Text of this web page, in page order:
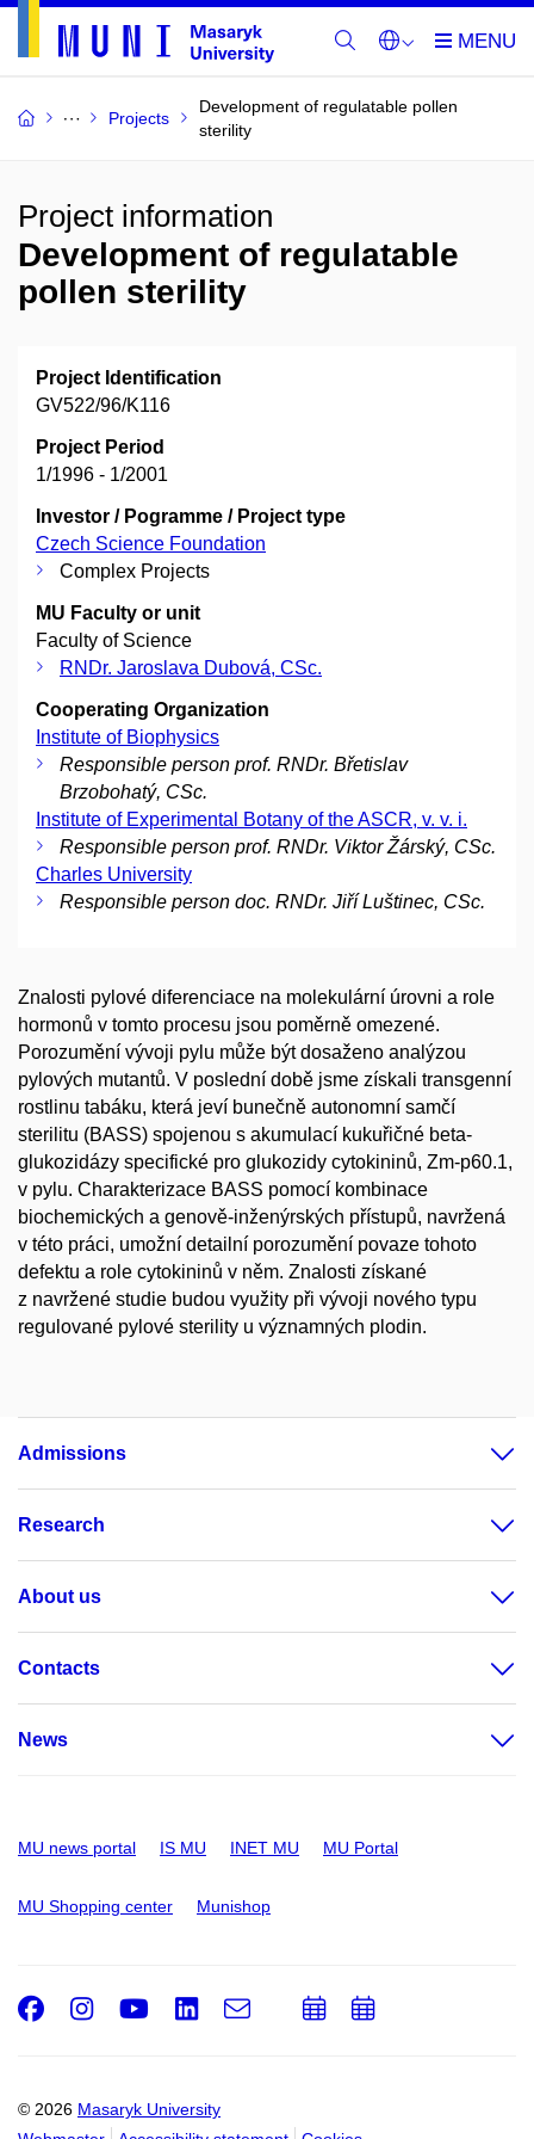
Projects
Development of regulatable pollen
sterility
Project information
Development of regulatable
pollen sterility
Project Identification
GV522/96/K116
Project Period
1/1996 - 1/2001
Investor / Pogramme / Project type
Czech Science Foundation
Complex Projects
MU Faculty or unit
Faculty of Science
RNDr. Jaroslava Dubová, CSc.
Cooperating Organization
Institute of Biophysics
Responsible person prof. RNDr. Břetislav
Brzobohatý, CSc.
Institute of Experimental Botany of the ASCR, v. v. i.
Responsible person prof. RNDr. Viktor Žárský, CSc.
Charles University
Responsible person doc. RNDr. Jiří Luštinec, CSc.
Znalosti pylové diferenciace na molekulární úrovni a role
hormonů v tomto procesu jsou poměrně omezené.
Porozumění vývoji pylu může být dosaženo analýzou
pylových mutantů. V poslední době jsme získali transgenní
rostlinu tabáku, která jeví bunečně autonomní samčí
sterilitu (BASS) spojenou s akumulací kukuřičné beta-
glukozidázy specifické pro glukozidy cytokininů, Zm-p60.1,
v pylu. Charakterizace BASS pomocí kombinace
biochemických a genově-inženýrských přístupů, navržená
v této práci, umožní detailní porozumění povaze tohoto
defektu a role cytokininů v něm. Znalosti získané
z navržené studie budou využity při vývoji nového typu
regulované pylové sterility u významných plodin.
Admissions
Research
About us
Contacts
News
MU news portal IS MU INET MU MU Portal
MU Shopping center Munishop
© 2026 Masaryk University
Facebook
Instagram
Youtube
LinkedIn
e-
AddAdd